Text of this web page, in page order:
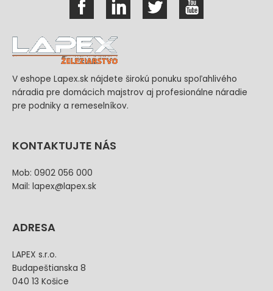
V eshope Lapex.sk nájdete širokú ponuku spoľahlivého
náradia pre domácich majstrov aj profesionálne náradie
pre podniky a remeselníkov.
KONTAKTUJTE NÁS
Mob: 0902 056 000
Mail: lapex@lapex.sk
ADRESA
LAPEX s.r.o.
Budapeštianska 8
040 13 Košice